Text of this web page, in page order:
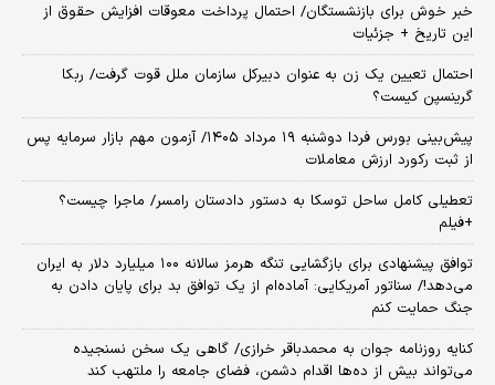
خبر خوش برای بازنشستگان/ احتمال پرداخت معوقات افزایش حقوق از
این تاریخ + جزئیات
احتمال تعیین یک زن به عنوان دبیرکل سازمان ملل قوت گرفت/ ربکا
گرینسپن کیست؟
​پیش‌بینی بورس فردا دوشنبه ۱۹ مرداد ۱۴۰۵/ آزمون مهم بازار سرمایه پس
از ثبت رکورد ارزش معاملات
تعطیلی کامل ساحل توسکا به دستور دادستان رامسر/ ماجرا چیست؟
+فیلم
توافق پیشنهادی برای بازگشایی تنگه هرمز سالانه ۱۰۰ میلیارد دلار به ایران
می‌دهد!/ سناتور آمریکایی: آماده‌ام از یک توافق بد برای پایان دادن به
جنگ حمایت کنم
کنایه روزنامه جوان به محمدباقر خرازی/ گاهی یک سخن نسنجیده
می‌تواند بیش از ده‌ها اقدام دشمن، فضای جامعه را ملتهب کند